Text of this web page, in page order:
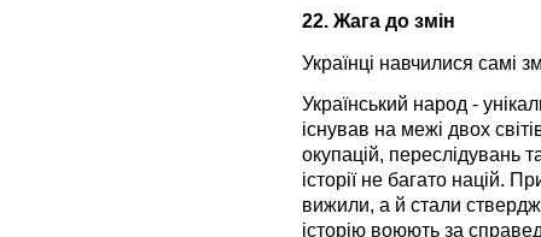
22. Жага до змін
Українці навчилися самі
Український народ -
існував на межі двох
окупацій, переслідувань
історії не багато націй.
вижили, а й стали
історію воюють за